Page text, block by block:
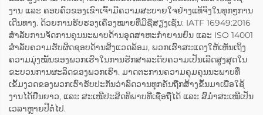
ງານ ແລະ ຄອບຄົວຂອງເຂົາເຈົ້າມີຄວາມສະບາຍໃຈຢ່າງແທ້ຈິງໃນທຸກໆການ
ເດີນທາງ. ດ້ວຍການຮັບຮອງເຄື່ອງໝາຍທີ່ມີຊື່ສຽງເຊັ່ນ: IATF 16949:2016
ສຳລັບການຈັດການຄຸນນະພາບດ້ານອຸດສາຫະກຳຍານຍົນ ແລະ ISO 14001
ສຳລັບຄວາມຮັບຜິດຊອບດ້ານສິ່ງແວດລ້ອມ, ພວກເຮົາສະແດງໃຫ້ເຫັນເຖິງ
ຄວາມມຸ່ງໝັ້ນຂອງພວກເຮົາໃນການຮັກສາລະດັບຄວາມເປັນເລີດສູງສຸດໃນ
ຂະບວນການຜະລິດຂອງພວກເຮົາ. ມາດຕະການຄວາມຄຸມຄຸນນະພາບທີ່
ເຂັ້ມງວດຂອງພວກເຮົາຮັບປະກັນວ່າລົດວານທຸກຄັນຖືກສ້າງຂຶ້ນມາເພື່ອໃຊ້
ງານໄດ້ຢືນຍາວ, ແລະ ສະເໜີປະສິດທິພາບທີ່ເຊື່ອຖືໄດ້ ແລະ ສົມໍ່າສະເໝີເປັນ
ເວລາຫຼາຍປີຕໍ່ໄປ.